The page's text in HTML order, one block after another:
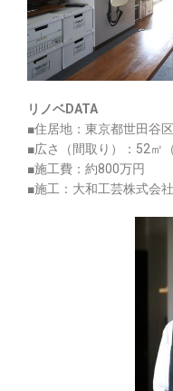
リノベDATA
■住居地：東京都世田谷区
■広さ（間取り）：52㎡（
■施工費：約800万円
■施工：大和工芸株式会社